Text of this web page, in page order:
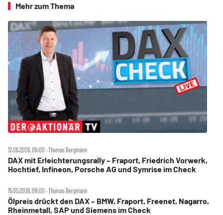
Mehr zum Thema
12.06.2026, 09:00 ‧ Thomas Bergmann
DAX mit Erleichterungsrally – Fraport, Friedrich Vorwerk,
Hochtief, Infineon, Porsche AG und Symrise im Check
15.05.2026, 09:00 ‧ Thomas Bergmann
Ölpreis drückt den DAX – BMW, Fraport, Freenet, Nagarro,
Rheinmetall, SAP und Siemens im Check